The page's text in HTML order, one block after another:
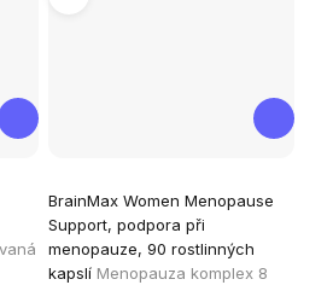
BrainMax Women Menopause
Support, podpora při
menopauze, 90 rostlinných
kapslí Menopauza komplex 8
hodnocení
produktu
je